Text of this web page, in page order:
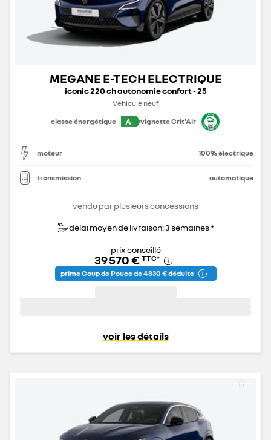
MEGANE E-TECH ELECTRIQUE
iconic 220 ch autonomie confort - 25
Véhicule neuf
classe énergétique
A vignette Crit'Air
moteur 100% électrique
transmission automatique
vendu par plusieurs concessions
délai moyen de livraison: 3 semaines *
prix conseillé
39 570 € TTC*
prime Coup de Pouce de 4 830 € déduite
voir les détails